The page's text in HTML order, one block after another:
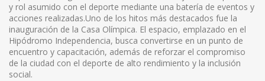
y rol asumido con el deporte mediante una batería de eventos y
acciones realizadas.Uno de los hitos más destacados fue la
inauguración de la Casa Olímpica. El espacio, emplazado en el
Hipódromo Independencia, busca convertirse en un punto de
encuentro y capacitación, además de reforzar el compromiso
de la ciudad con el deporte de alto rendimiento y la inclusión
social.